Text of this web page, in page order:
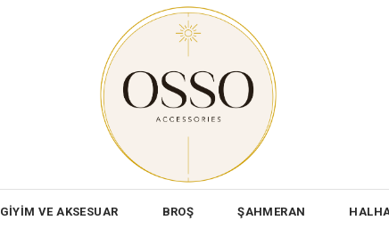
GİYİM VE AKSESUAR BROŞ ŞAHMERAN